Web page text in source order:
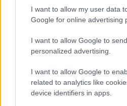
I want to allow my user data
Google for online advertising
I want to allow Google to
personalized advertising.
I want to allow Google to
related to analytics like
device identifiers in apps.
αδήλωτη
12/07/
11/07/